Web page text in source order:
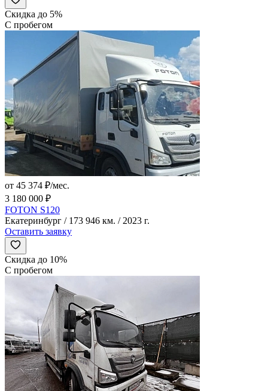
Скидка до 5%
С пробегом
от 45 374 ₽/мес.
3 180 000 ₽
FOTON S120
Екатеринбург / 173 946 км. / 2023 г.
Оставить заявку
Скидка до 10%
С пробегом